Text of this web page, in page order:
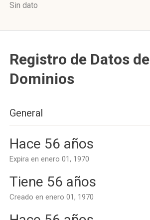
Sin dato
Registro de Datos de
Dominios
General
Hace 56 años
Expira en enero 01, 1970
Tiene 56 años
Creado en enero 01, 1970